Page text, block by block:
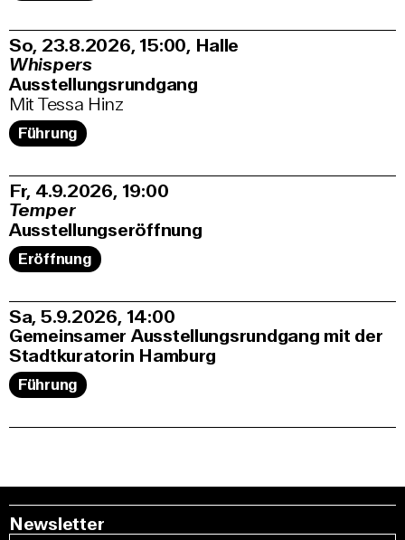
So, 23.8.2026 15:00, Halle
Whispers
Ausstellungsrundgang
Mit Tessa Hinz
Führung
Fr, 4.9.2026 19:00
Temper
Ausstellungseröffnung
Eröffnung
Sa, 5.9.2026 14:00
Gemeinsamer Ausstellungsrundgang mit der
Stadtkuratorin Hamburg
Führung
Newsletter